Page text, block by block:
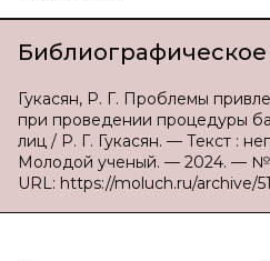
Гукасян, Р. Г. Проблемы
при проведении процедуры
лиц / Р. Г. Гукасян. — Текст :
Молодой ученый. — 2024. — №
URL: https://moluch.ru/archive/